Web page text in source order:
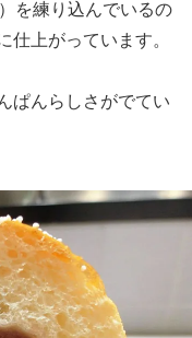
を練り込んでいるの
上がっています。
ぱんらしさがでてい